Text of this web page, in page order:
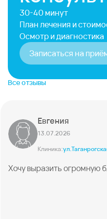
30-40 минут
План лечения и
Осмотр и диагностика
Записаться на
Все отзывы
Евгения
13.07.2026
Клиника:
Хочу выразить огромную